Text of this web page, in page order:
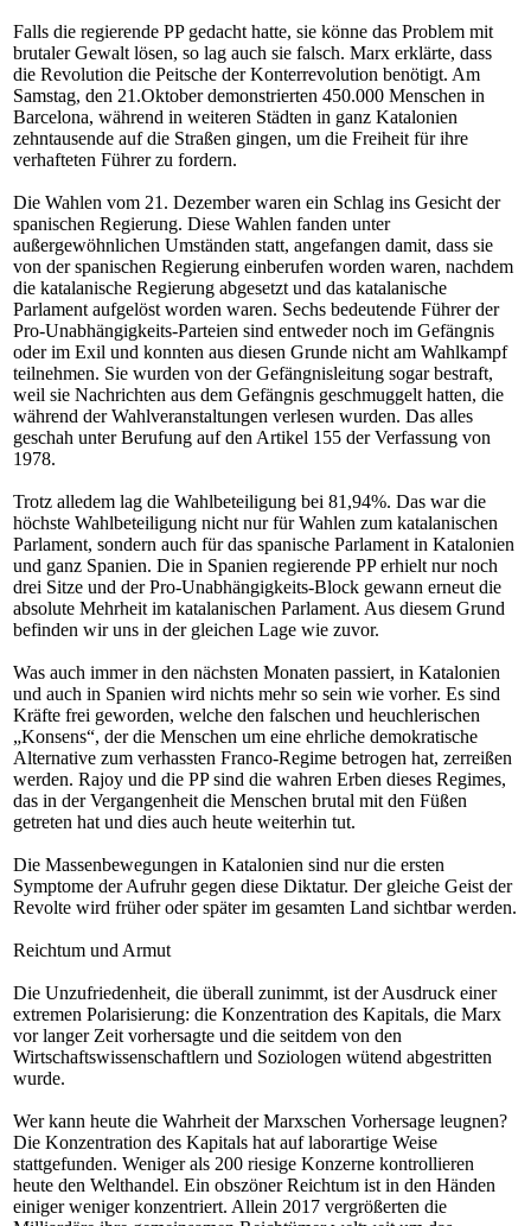
Falls die regierende PP gedacht hatte, sie könne das Problem mit
brutaler Gewalt lösen, so lag auch sie falsch. Marx erklärte, dass
die Revolution die Peitsche der Konterrevolution benötigt. Am
Samstag, den 21.Oktober demonstrierten 450.000 Menschen in
Barcelona, während in weiteren Städten in ganz Katalonien
zehntausende auf die Straßen gingen, um die Freiheit für ihre
verhafteten Führer zu fordern.
Die Wahlen vom 21. Dezember waren ein Schlag ins Gesicht der
spanischen Regierung. Diese Wahlen fanden unter
außergewöhnlichen Umständen statt, angefangen damit, dass sie
von der spanischen Regierung einberufen worden waren, nachdem
die katalanische Regierung abgesetzt und das katalanische
Parlament aufgelöst worden waren. Sechs bedeutende Führer der
Pro-Unabhängigkeits-Parteien sind entweder noch im Gefängnis
oder im Exil und konnten aus diesen Grunde nicht am Wahlkampf
teilnehmen. Sie wurden von der Gefängnisleitung sogar bestraft,
weil sie Nachrichten aus dem Gefängnis geschmuggelt hatten, die
während der Wahlveranstaltungen verlesen wurden. Das alles
geschah unter Berufung auf den Artikel 155 der Verfassung von
1978.
Trotz alledem lag die Wahlbeteiligung bei 81,94%. Das war die
höchste Wahlbeteiligung nicht nur für Wahlen zum katalanischen
Parlament, sondern auch für das spanische Parlament in Katalonien
und ganz Spanien. Die in Spanien regierende PP erhielt nur noch
drei Sitze und der Pro-Unabhängigkeits-Block gewann erneut die
absolute Mehrheit im katalanischen Parlament. Aus diesem Grund
befinden wir uns in der gleichen Lage wie zuvor.
Was auch immer in den nächsten Monaten passiert, in Katalonien
und auch in Spanien wird nichts mehr so sein wie vorher. Es sind
Kräfte frei geworden, welche den falschen und heuchlerischen
„Konsens“, der die Menschen um eine ehrliche demokratische
Alternative zum verhassten Franco-Regime betrogen hat, zerreißen
werden. Rajoy und die PP sind die wahren Erben dieses Regimes,
das in der Vergangenheit die Menschen brutal mit den Füßen
getreten hat und dies auch heute weiterhin tut.
Die Massenbewegungen in Katalonien sind nur die ersten
Symptome der Aufruhr gegen diese Diktatur. Der gleiche Geist der
Revolte wird früher oder später im gesamten Land sichtbar werden.
Reichtum und Armut
Die Unzufriedenheit, die überall zunimmt, ist der Ausdruck einer
extremen Polarisierung: die Konzentration des Kapitals, die Marx
vor langer Zeit vorhersagte und die seitdem von den
Wirtschaftswissenschaftlern und Soziologen wütend abgestritten
wurde.
Wer kann heute die Wahrheit der Marxschen Vorhersage leugnen?
Die Konzentration des Kapitals hat auf laborartige Weise
stattgefunden. Weniger als 200 riesige Konzerne kontrollieren
heute den Welthandel. Ein obszöner Reichtum ist in den Händen
einiger weniger konzentriert. Allein 2017 vergrößerten die